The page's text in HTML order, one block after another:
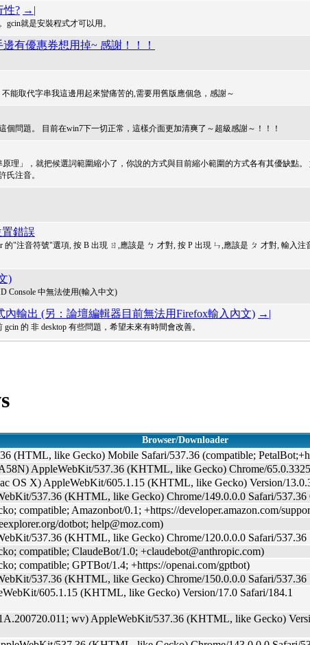
性? →|
就是安裝程式才可以用。
有優惠券想用掉~ 感謝！！！
能取代字串我這邊用起來蠻痛苦的,需要用舊版應個急，感謝～
個問題。 目前在win7下一切正常，這樣介面更加清爽了～超級感謝～！！！
理」，就把候選詞範圍縮小了，你說的方式與目前縮小範圍的方式各有其優缺點。
氏注音。
錯誤
的"注音符號"選項, 按 B 出現 ㄖ,應該是 ㄅ 才對, 按 P 出現 ㄣ,應該是 ㄆ 才對, 輸入注
)
Console 中無法使用(輸入中文)
內輸出 (另：論壇編輯器目前無法用Firefox輸入內文) →|
的 非 desktop 有些問題，希望未來有時間會改善。
Browser/Downloader
like Gecko) Mobile Safari/537.36 (compatible;
AppleWebKit/537.36 (KHTML, like Gecko) Chrome/
OS X) AppleWebKit/605.1.15 (KHTML, like Gecko) Version/
537.36 (KHTML, like Gecko) Chrome/149.0.0.0 Safari/537.36
compatible; Amazonbot/0.1; +https://developer.amazon.com/
dotbot; help@moz.com)
537.36 (KHTML, like Gecko) Chrome/120.0.0.0 Safari/537.36
compatible; ClaudeBot/1.0; +claudebot@anthropic.com)
compatible; GPTBot/1.4; +https://openai.com/gptbot)
537.36 (KHTML, like Gecko) Chrome/150.0.0.0 Safari/537.36
605.1.15 (KHTML, like Gecko) Version/17.0 Safari/184.1
wv) AppleWebKit/537.36 (KHTML, like Gecko)